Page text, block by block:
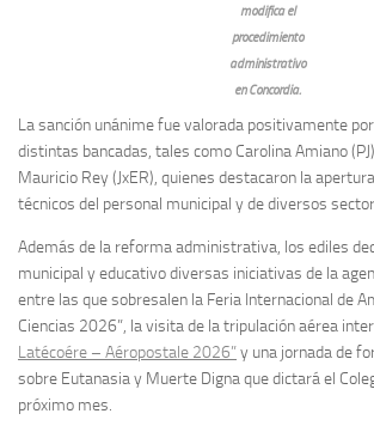
modifica el
procedimiento
administrativo
en Concordia.
La sanción unánime fue valorada positivamente
distintas bancadas, tales como Carolina Amiano
Mauricio Rey (JxER), quienes destacaron la
técnicos del personal municipal y de diversos
Además de la reforma administrativa, los ediles
municipal y educativo diversas iniciativas de la
entre las que sobresalen la Feria Internacional de
Ciencias 2026”, la visita de la tripulación aérea
Latécoére – Aéropostale 2026”y una jornada de
sobre Eutanasia y Muerte Digna que dictará el
próximo mes.